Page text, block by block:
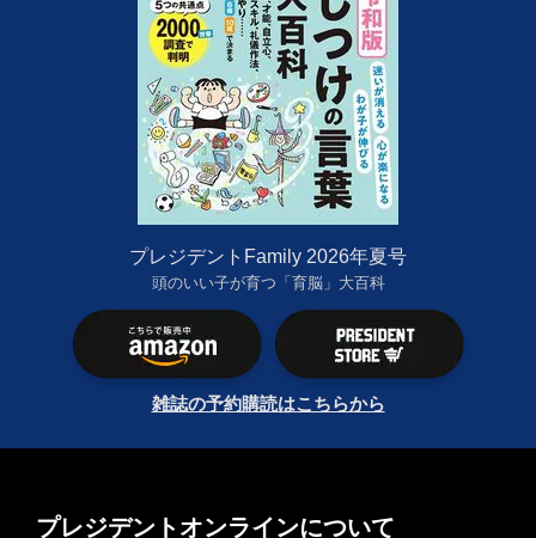
プレジデントFamily 2026年夏号
頭のいい子が育つ「育脳」大百科
雑誌の予約購読はこちらから
プレジデントオンラインについて